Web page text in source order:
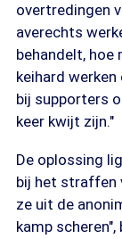
overtredingen
averechts
behandelt, hoe
keihard
bij supporters
keer kwijt zijn."
De oplossing
bij het straffen
ze uit de
kamp